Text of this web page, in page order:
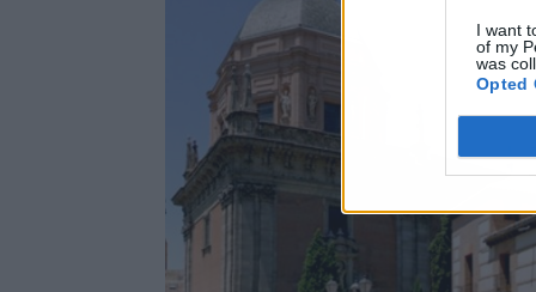
I want
of my
was
Opted